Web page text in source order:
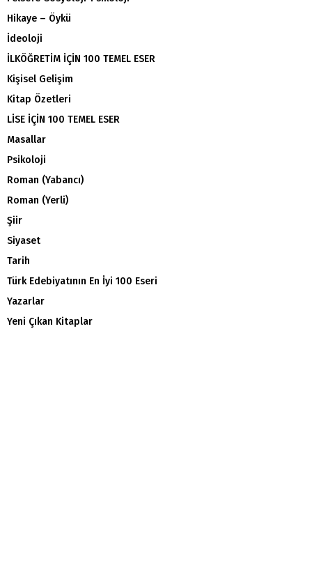
Hikaye – Öykü
İdeoloji
İLKÖĞRETİM İÇİN 100 TEMEL ESER
Kişisel Gelişim
Kitap Özetleri
LİSE İÇİN 100 TEMEL ESER
Masallar
Psikoloji
Roman (Yabancı)
Roman (Yerli)
Şiir
Siyaset
Tarih
Türk Edebiyatının En İyi 100 Eseri
Yazarlar
Yeni Çıkan Kitaplar